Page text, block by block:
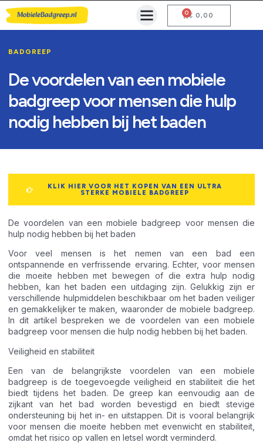
€ 0,00
0
BADGREEP
De voordelen van een mobiele
badgreep voor mensen die hulp
nodig hebben bij het baden
KLIK HIER VOOR HET KOPEN VAN EEN ULTRA
STERKE MOBIELE BADGREEP
De voordelen van een mobiele badgreep voor mensen die
hulp nodig hebben bij het baden
Voor veel mensen is het nemen van een bad een
ontspannende en verfrissende ervaring. Echter, voor mensen
die moeite hebben met bewegen of die extra hulp nodig
hebben, kan het baden een uitdaging zijn. Gelukkig zijn er
verschillende hulpmiddelen beschikbaar om het baden veiliger
en gemakkelijker te maken, waaronder de mobiele badgreep.
In dit artikel bespreken we de voordelen van een mobiele
badgreep voor mensen die hulp nodig hebben bij het baden.
Veiligheid en stabiliteit
Een van de belangrijkste voordelen van een mobiele
badgreep is de toegevoegde veiligheid en stabiliteit die het
biedt tijdens het baden. De greep kan eenvoudig aan de
zijkant van het bad worden bevestigd en biedt stevige
ondersteuning bij het in- en uitstappen. Dit is vooral belangrijk
voor mensen die moeite hebben met evenwicht en stabiliteit,
omdat het risico op vallen en letsel wordt verminderd.